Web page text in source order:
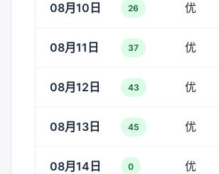
08月10日 26 优
08月11日 37 优
08月12日 43 优
08月13日 45 优
08月14日 0 优